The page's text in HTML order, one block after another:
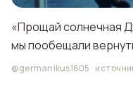
«Прощай солнечная
мы пообещали
@germanikus1605 ·